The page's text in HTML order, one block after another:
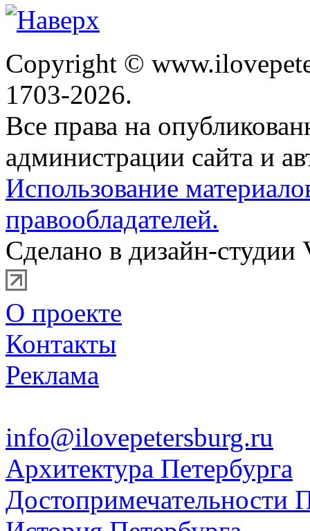
Copyright ©
1703-2026.
Все права на
администрации сайта и
Использование
правообладателей.
Сделано в дизайн-студии
О проекте
Контакты
Реклама
info@ilovepetersburg.ru
Архитектура Петербурга
Достопримечательности